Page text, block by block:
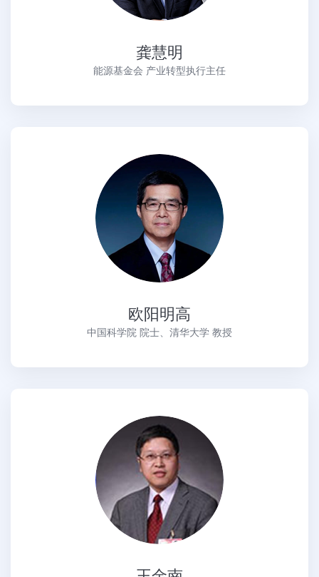
龚慧明
能源基金会 产业转型执行主任
欧阳明高
中国科学院 院士、清华大学 教授